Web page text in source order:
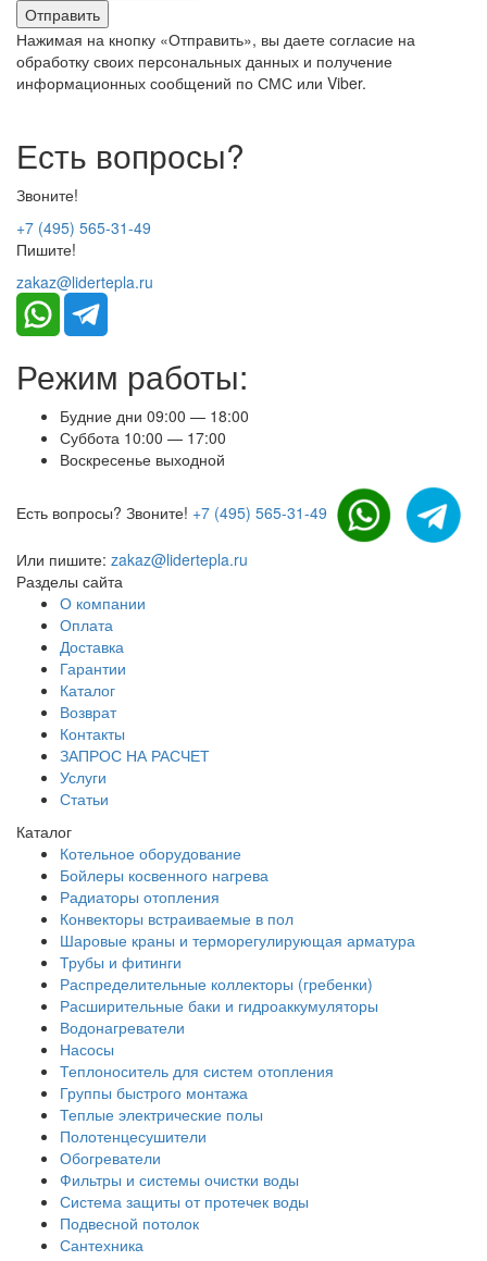
Нажимая на кнопку «Отправить», вы даете согласие на
обработку своих персональных данных и получение
информационных сообщений по СМС или Viber.
Есть вопросы?
Звоните!
+7 (495) 565-31-49
Пишите!
zakaz@lidertepla.ru
Режим работы:
Будние дни 09:00 — 18:00
Суббота 10:00 — 17:00
Воскресенье выходной
Есть вопросы? Звоните! +7 (495) 565-31-49
Или пишите: zakaz@lidertepla.ru
Разделы сайта
О компании
Оплата
Доставка
Гарантии
Каталог
Возврат
Контакты
ЗАПРОС НА РАСЧЕТ
Услуги
Статьи
Каталог
Котельное оборудование
Бойлеры косвенного нагрева
Радиаторы отопления
Конвекторы встраиваемые в пол
Шаровые краны и терморегулирующая арматура
Трубы и фитинги
Распределительные коллекторы (гребенки)
Расширительные баки и гидроаккумуляторы
Водонагреватели
Насосы
Теплоноситель для систем отопления
Группы быстрого монтажа
Теплые электрические полы
Полотенцесушители
Обогреватели
Фильтры и системы очистки воды
Система защиты от протечек воды
Подвесной потолок
Сантехника